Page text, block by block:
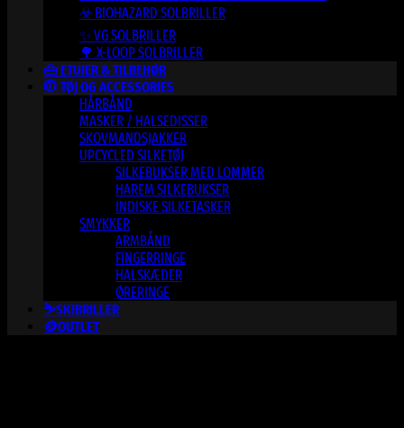
☣️ BIOHAZARD SOLBRILLER
✨ VG SOLBRILLER
🌳 X-LOOP SOLBRILLER
👜 ETUIER & TILBEHØR
🧥 TØJ OG ACCESSORIES
HÅRBÅND
MASKER / HALSEDISSER
SKOVMANDSJAKKER
UPCYCLED SILKETØJ
SILKEBUKSER MED LOMMER
HAREM SILKEBUKSER
INDISKE SILKETASKER
SMYKKER
ARMBÅND
FINGERRINGE
HALSKÆDER
ØRERINGE
⛷️SKIBRILLER
🪙OUTLET